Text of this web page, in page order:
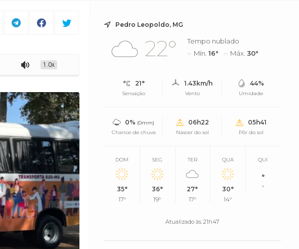
1.0x
Pedro Leopoldo, MG
22°
Tempo nublado
Mín.16° Máx.30°
21°
Sensação
1.43km/h
Vento
44%
Umidade
0% (0mm)
Chance de chuva
06h22
Nascer do sol
05h41
Pôr do sol
DOM
35°
17°
SEG
36°
19°
TER
27°
17°
QUA
30°
14°
QUI
°
°
Atualizado às 21h47